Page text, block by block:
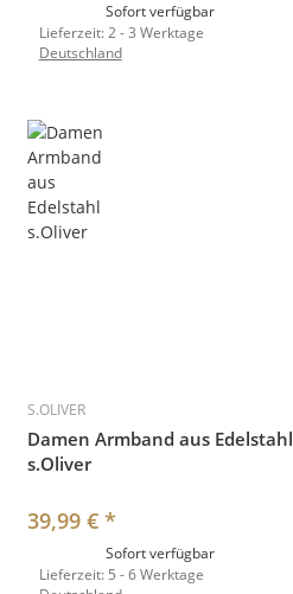
Sofort verfügbar
Lieferzeit:2 - 3 Werktage
Deutschland
S.OLIVER
Damen Armband aus Edelstahl
s.Oliver
39,99 € *
Sofort verfügbar
Lieferzeit: 5 - 6 Werktage